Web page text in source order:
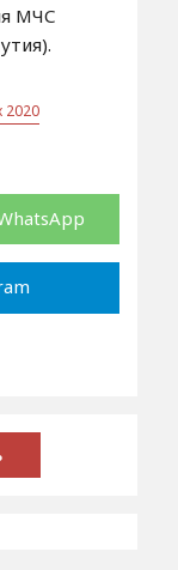
МЧС
2020